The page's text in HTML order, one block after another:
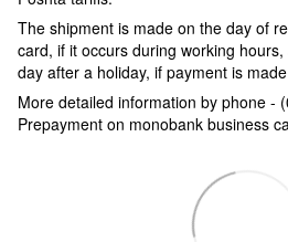
The shipment is made on the day of
card, if it occurs during working
day after a holiday, if payment is
More detailed information by phone -
Prepayment on monobank business